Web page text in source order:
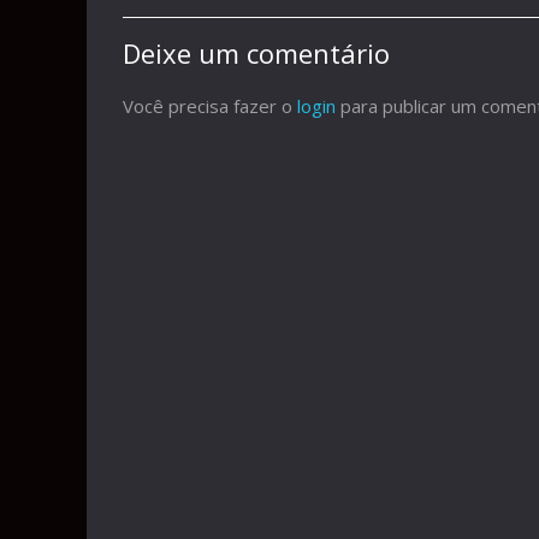
Deixe um comentário
Você precisa fazer o login para publicar um